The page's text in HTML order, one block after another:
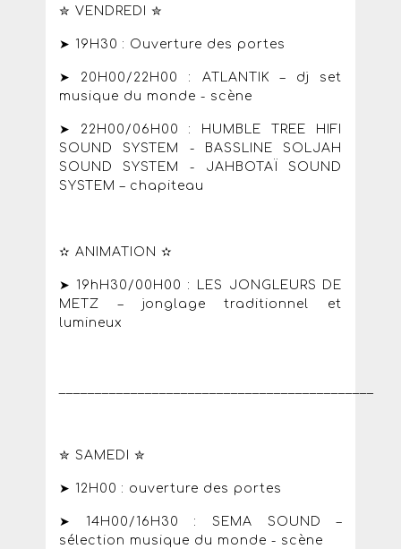
✮ VENDREDI ✮
➤ 19H30 : Ouverture des portes
➤ 20H00/22H00 : ATLANTIK – dj set
musique du monde - scène
➤ 22H00/06H00 : HUMBLE TREE HIFI
SOUND SYSTEM - BASSLINE SOLJAH
SOUND SYSTEM - JAHBOTAÏ SOUND
SYSTEM – chapiteau
✫ ANIMATION ✫
➤ 19hH30/00H00 : LES JONGLEURS DE
METZ – jonglage traditionnel et
lumineux
✮ SAMEDI ✮
➤ 12H00 : ouverture des portes
➤ 14H00/16H30 : SEMA SOUND –
sélection musique du monde - scène